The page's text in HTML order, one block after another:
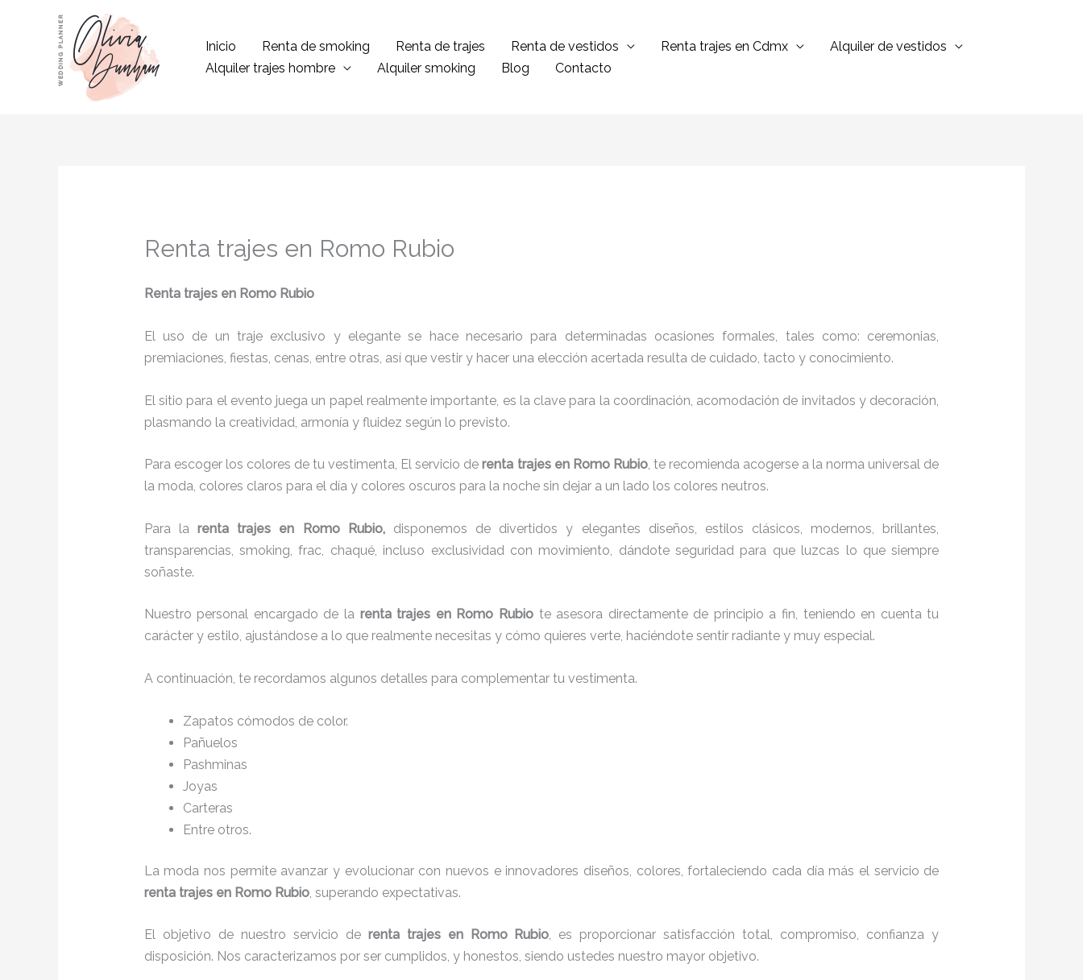
contenido
Inicio Renta de smoking Renta de trajes Renta de vestidos Renta trajes en Cdmx
Alquiler de vestidos
Alquiler trajes hombre
Alquiler smoking Blog Contacto
Renta trajes en Romo Rubio
Renta trajes en Romo Rubio
El uso de un traje exclusivo y elegante se hace necesario para determinadas ocasiones formales, tales como: ceremonias,
premiaciones, fiestas, cenas, entre otras, así que vestir y hacer una elección acertada resulta de cuidado, tacto y conocimiento.
El sitio para el evento juega un papel realmente importante, es la clave para la coordinación, acomodación de invitados y decoración,
plasmando la creatividad, armonía y fluidez según lo previsto.
Para escoger los colores de tu vestimenta, El servicio derenta trajes en Romo Rubio, te recomienda acogerse a la norma universal de
la moda, colores claros para el día y colores oscuros para la noche sin dejar a un lado los colores neutros.
Para larenta trajes en Romo Rubio, disponemos de divertidos y elegantes diseños, estilos clásicos, modernos, brillantes,
transparencias, smoking, frac, chaqué, incluso exclusividad con movimiento, dándote seguridad para que luzcas lo que siempre
soñaste.
Nuestro personal encargado de la renta trajes en Romo Rubiote asesora directamente de principio a fin, teniendo en cuenta tu
carácter y estilo, ajustándose a lo que realmente necesitas y cómo quieres verte, haciéndote sentir radiante y muy especial.
A continuación, te recordamos algunos detalles para complementar tu vestimenta.
Zapatos cómodos de color.
Pañuelos
Pashminas
Joyas
Carteras
Entre otros.
La moda nos permite avanzar y evolucionar con nuevos e innovadores diseños, colores, fortaleciendo cada día más el servicio de
renta trajes en Romo Rubio, superando expectativas.
El objetivo de nuestro servicio de renta trajes en Romo Rubio, es proporcionar satisfacción total, compromiso, confianza y
disposición. Nos caracterizamos por ser cumplidos, y honestos, siendo ustedes nuestro mayor objetivo.